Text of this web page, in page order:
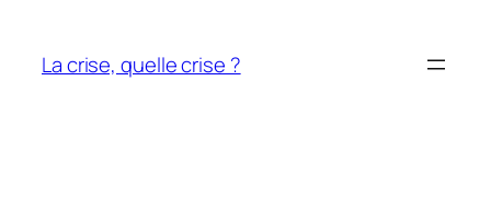
contenu
La crise, quelle crise ?